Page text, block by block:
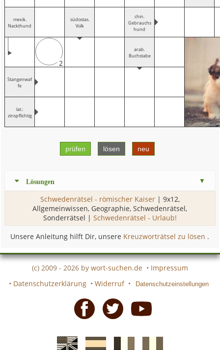
mexik.
Nackthund
südostas.
Volk
chin.
Gebrauchs
hund
2
arab.
Buchstabe
Stangenwaf
fe
lat.:
zinspflichtig
prüfen lösen neu
Lösungen
Schwedenrätsel - römischer Kaiser| 9x12,
Allgemeinwissen, Geographie, Schwedenrätsel,
Sonderrätsel | Schwedenrätsel - Urlaub!
Unsere Anleitung hilft Dir, unsere Kreuzworträtsel zu lösen .
(c) 2009 - 2026 by wort-suchen.de • Impressum
• Datenschutzerklärung • Widerruf • Datenschutzeinstellungen